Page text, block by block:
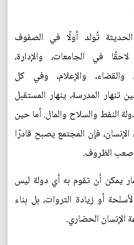
تُولد أولًا في الصفوف
في الجامعات، والإدارة،
والقضاء، والإعلام، وفي كل
المدرسة، ينهار المستقبل
النفط والسلاح والمال. أما حين
فإن المجتمع يصبح قادرًا
الظروف.
يمكن أن تقوم به أي دولة ليس
أو زيادة الثروات، بل بناء
الإنسان الحضاري.